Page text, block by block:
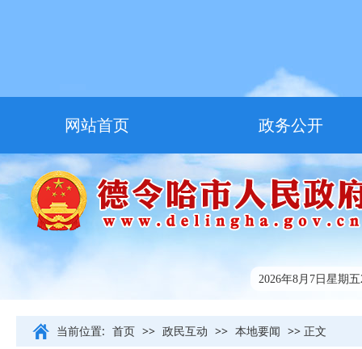
网站首页 政务公开
走进德令哈 友情链接
2026年8月7日星期五
当前位置: 首页 >> 政民互动 >> 本地要闻 >> 正文